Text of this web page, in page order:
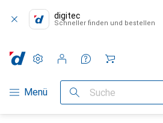
digitec
Schneller finden und bestellen
Navigation nach Kategorien
Menü Suche
Einstellungen
Kundenkonto
Vergleichslisten
Merklisten
Warenkorb